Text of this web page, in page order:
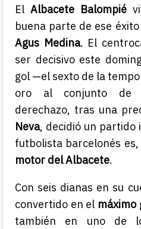
El Albacete Balompié
buena parte de ese
Agus Medina. El
ser decisivo este
gol —el sexto de la
oro al conjunto de
derechazo, tras una
Neva, decidió un partido
futbolista barcelonés
motor del Albacete.
Con seis dianas en su
convertido en el máximo
también en uno de